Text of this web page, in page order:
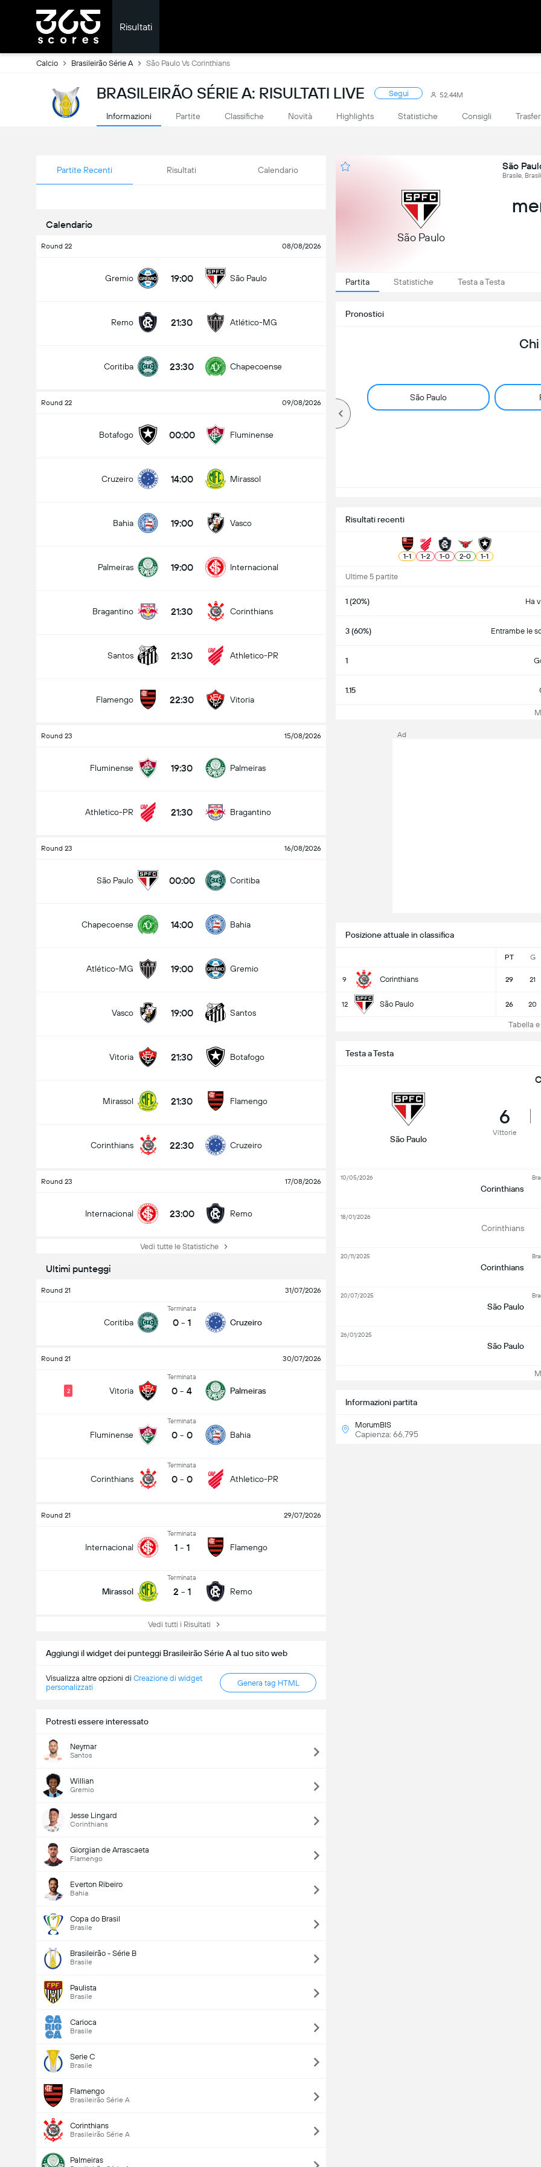
Risultati
Calcio Brasileirão Série A São Paulo Vs Corinthians
BRASILEIRÃO SÉRIE A: RISULTATI LIVE Segui 52.44M
Informazioni Partite Classifiche Novità Highlights Statistiche Consigli
Partite Recenti Risultati Calendario
Calendario
Round 22 08/08/2026
Gremio 19:00 São Paulo
Remo 21:30 Atlético-MG
Coritiba 23:30 Chapecoense
Round 22 09/08/2026
Botafogo 00:00 Fluminense
Cruzeiro 14:00 Mirassol
Bahia 19:00 Vasco
Palmeiras 19:00 Internacional
Bragantino 21:30 Corinthians
Santos 21:30 Athletico-PR
Flamengo 22:30 Vitoria
Round 23 15/08/2026
Fluminense 19:30 Palmeiras
Athletico-PR 21:30 Bragantino
Round 23 16/08/2026
São Paulo 00:00 Coritiba
Chapecoense 14:00 Bahia
Atlético-MG 19:00 Gremio
Vasco 19:00 Santos
Vitoria 21:30 Botafogo
Mirassol 21:30 Flamengo
Corinthians 22:30 Cruzeiro
Round 23 17/08/2026
Internacional 23:00 Remo
Vedi tutte le Statistiche
Ultimi punteggi
Round 21 31/07/2026
Coritiba
Terminata
0 - 1 Cruzeiro
Round 21 30/07/2026
Vitoria
2
Terminata
0 - 4 Palmeiras
Fluminense
Terminata
0 - 0 Bahia
Corinthians
Terminata
0 - 0 Athletico-PR
Round 21 29/07/2026
Internacional
Terminata
1 - 1 Flamengo
Mirassol
Terminata
2 - 1 Remo
Vedi tutti i Risultati
Aggiungi il widget dei punteggi Brasileirão Série A al tuo sito web
Visualizza altre opzioni di Creazione di widget
personalizzati
Genera tag HTML
Potresti essere interessato
Neymar
Santos
Willian
Gremio
Jesse Lingard
Corinthians
Giorgian de Arrascaeta
Flamengo
Everton Ribeiro
Bahia
Copa do Brasil
Brasile
Brasileirão - Série B
Brasile
Paulista
Brasile
Carioca
Brasile
Serie C
Brasile
Flamengo
Brasileirão Série A
Corinthians
Brasileirão Série A
Palmeiras
São
Brasile,
São Paulo
Partita Statistiche Testa a Testa
Pronostici
São Paulo
Risultati recenti
1-1 1-2 1-0 2-0 1-1
Ultime 5 partite
1 (20%) Ha
3 (60%) Entrambe le
1
1.15
Posizione attuale in classifica
PT G
9 Corinthians 29 21
12 São Paulo 26 20
Tabella e
Informazioni partita
MorumBIS
Capienza: 66,795
Testa a Testa
São Paulo
6
Vittorie
Corinthians
10/05/2026
Corinthians
18/01/2026
Corinthians
20/11/2025
São Paulo
20/07/2025
São Paulo
26/01/2025
Ad